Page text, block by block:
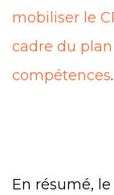
mobiliser le
cadre du
compétences.
En résumé,